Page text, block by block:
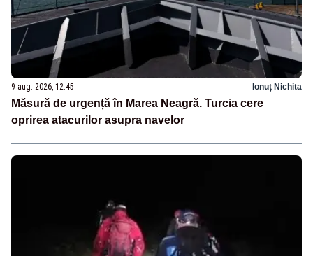
9 aug. 2026, 12:45 Ionuț Nichita
Măsură de urgență în Marea Neagră. Turcia cere
oprirea atacurilor asupra navelor